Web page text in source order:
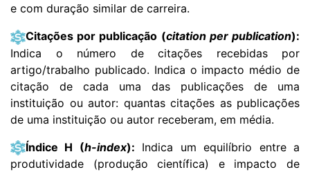
e com duração similar de carreira.
Citações por publicação (citation per publication):
Indica o número de citações recebidas por
artigo/trabalho publicado. Indica o impacto médio de
citação de cada uma das publicações de uma
instituição ou autor: quantas citações as publicações
de uma instituição ou autor receberam, em média.
Índice H (h-index): Indica um equilíbrio entre a
produtividade (produção científica) e impacto de